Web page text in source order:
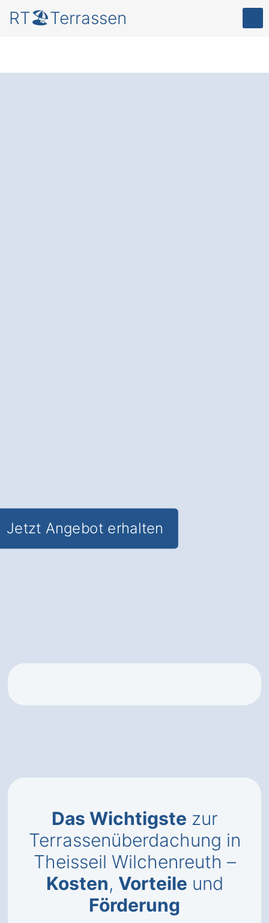
RT🏖️Terrassen
Jetzt Angebot erhalten
Das Wichtigste zur
Terrassenüberdachung in
Theisseil Wilchenreuth –
Kosten, Vorteile und
Förderung